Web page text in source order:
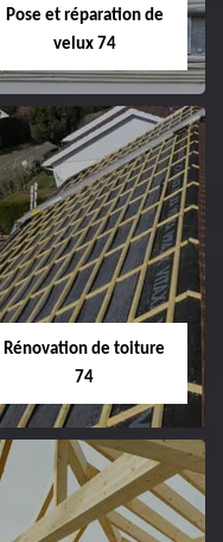
Pose et réparation de
velux 74
Rénovation de toiture
74